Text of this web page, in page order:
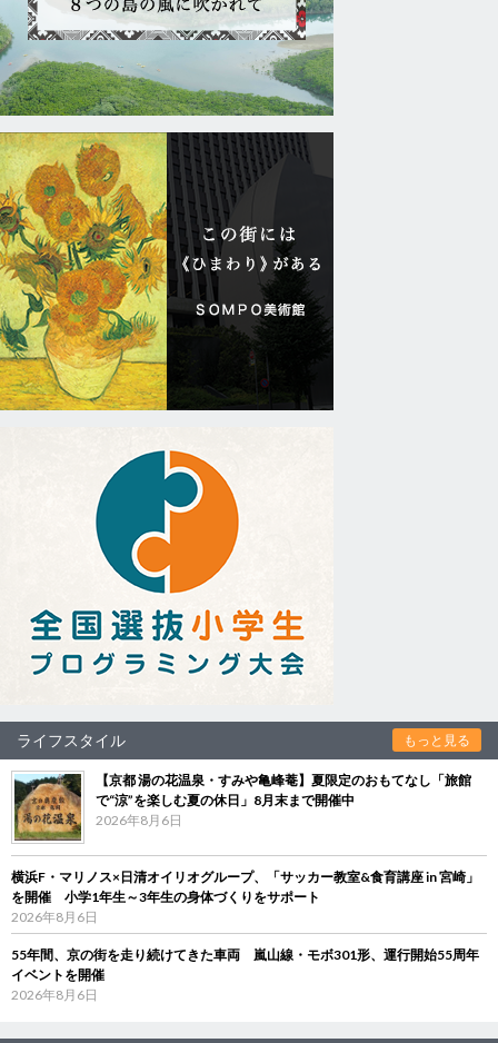
ライフスタイル もっと見る
【京都 湯の花温泉・すみや亀峰菴】夏限定のおもてなし「旅館
で“涼”を楽しむ夏の休日」8月末まで開催中
2026年8月6日
横浜F・マリノス×日清オイリオグループ、「サッカー教室&食育講座 in 宮崎」
を開催 小学1年生～3年生の身体づくりをサポート
2026年8月6日
55年間、京の街を走り続けてきた車両 嵐山線・モボ301形、運行開始55周年
イベントを開催
2026年8月6日